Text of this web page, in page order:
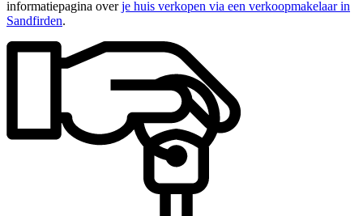
informatiepagina overje huis verkopen via een verkoopmakelaar in
Sandfirden.